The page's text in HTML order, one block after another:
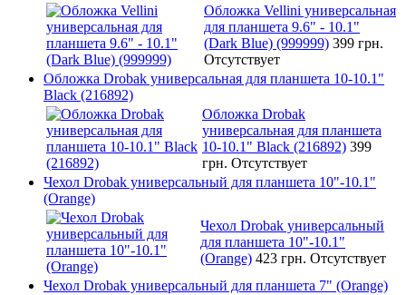
Обложка Vellini универсальная
для планшета 9.6" - 10.1"
(Dark Blue) (999999) 399 грн.
Отсутствует
Обложка Drobak универсальная для планшета 10-10.1"
Black (216892)
Обложка Drobak
универсальная для планшета
10-10.1" Black (216892) 399
грн. Отсутствует
Чехол Drobak универсальный для планшета 10"-10.1"
(Orange)
Чехол Drobak универсальный
для планшета 10"-10.1"
(Orange) 423 грн. Отсутствует
Чехол Drobak универсальный для планшета 7" (Orange)